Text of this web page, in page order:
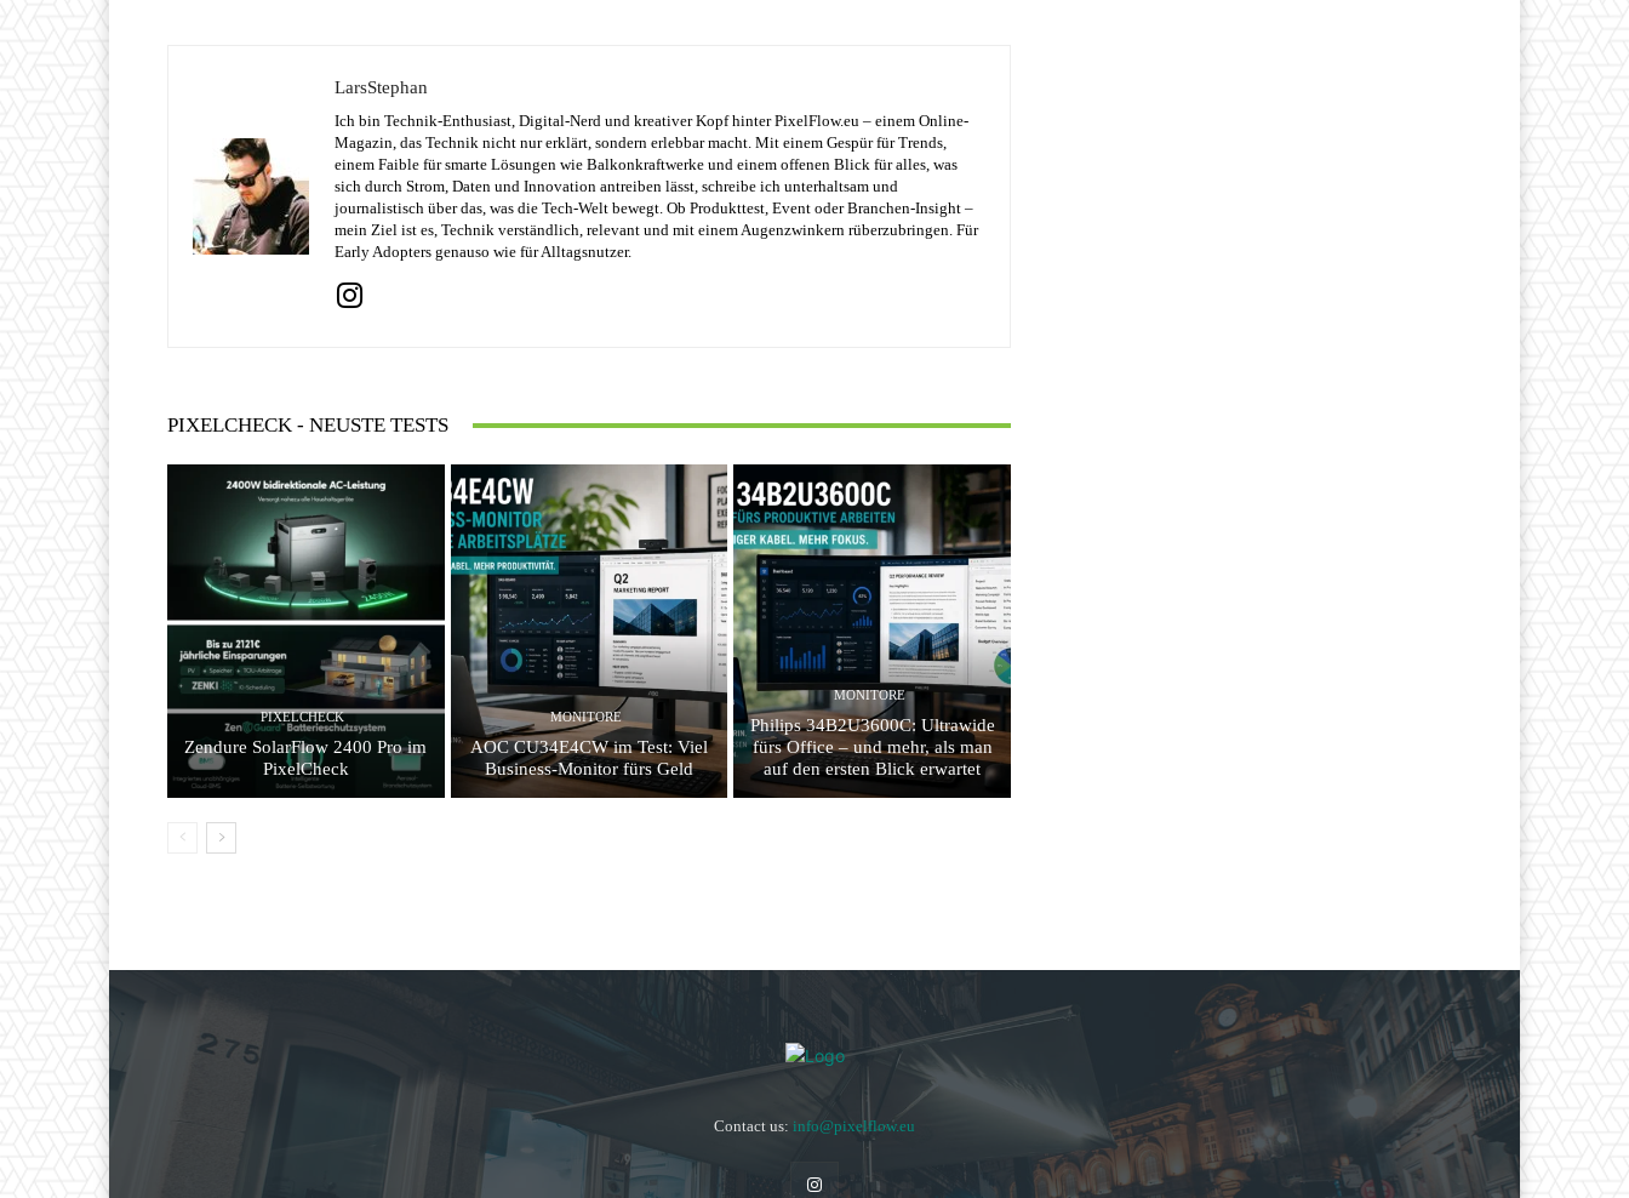
LarsStephan
Ich bin Technik-Enthusiast, Digital-Nerd und kreativer Kopf hinter PixelFlow.eu – einem Online-
Magazin, das Technik nicht nur erklärt, sondern erlebbar macht. Mit einem Gespür für Trends,
einem Faible für smarte Lösungen wie Balkonkraftwerke und einem offenen Blick für alles, was
sich durch Strom, Daten und Innovation antreiben lässt, schreibe ich unterhaltsam und
journalistisch über das, was die Tech-Welt bewegt. Ob Produkttest, Event oder Branchen-Insight –
mein Ziel ist es, Technik verständlich, relevant und mit einem Augenzwinkern rüberzubringen. Für
Early Adopters genauso wie für Alltagsnutzer.
PIXELCHECK - NEUSTE TESTS
PIXELCHECK
Zendure SolarFlow 2400 Pro im
PixelCheck
MONITORE
AOC CU34E4CW im Test: Viel
Business-Monitor fürs Geld
MONITORE
Philips 34B2U3600C: Ultrawide
fürs Office – und mehr, als man
auf den ersten Blick erwartet
Contact us: info@pixelflow.eu